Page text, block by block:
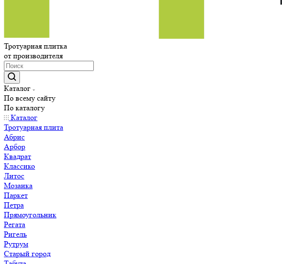
Тротуарная плитка
от производителя
Каталог
По всему сайту
По каталогу
Каталог
Тротуарная плита
Абрис
Арбор
Квадрат
Классико
Литос
Мозаика
Паркет
Петра
Прямоугольник
Регата
Ригель
Рутрум
Старый город